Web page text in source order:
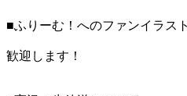
■ふりーむ！へのファンイラス
歓迎します！